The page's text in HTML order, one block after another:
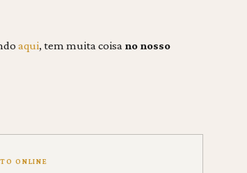
aqui, tem muita coisa no nosso
ONLINE